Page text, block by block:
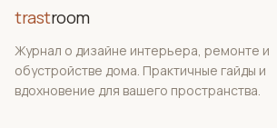
trastroom
Журнал о дизайне интерьера, ремонте и
обустройстве дома. Практичные гайды и
вдохновение для вашего пространства.